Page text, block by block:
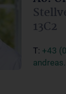
13C2
T: +43